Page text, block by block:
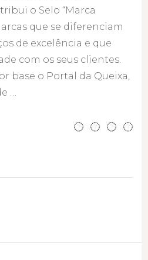
o Selo “Marca
que se diferenciam
de excelência e que
com os seus clientes.
base o Portal da Queixa,
…